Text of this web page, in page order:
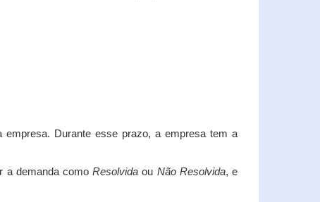
Durante esse prazo, a empresa tem a
a demanda comoResolvida ou Não Resolvida, e